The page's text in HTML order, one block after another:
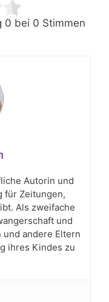
0 bei 0 Stimmen
Autorin und
für Zeitungen,
Als zweifache
und
andere Eltern
ihres Kindes zu